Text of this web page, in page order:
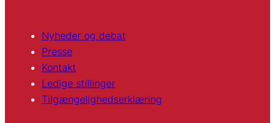
Nyheder og debat
Presse
Kontakt
Ledige stillinger
Tilgængelighedserklæring